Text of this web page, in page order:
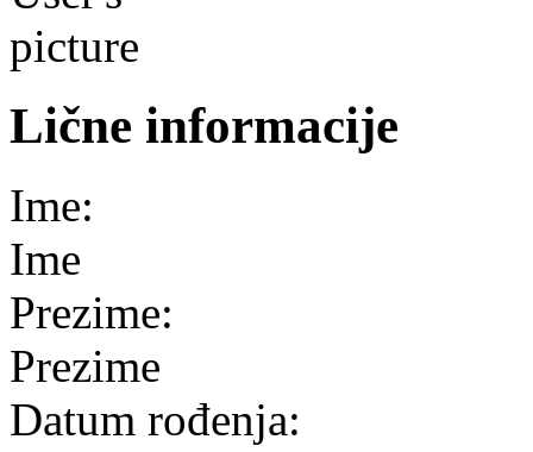
Lične informacije
Ime:
Ime
Prezime:
Prezime
Datum rođenja: